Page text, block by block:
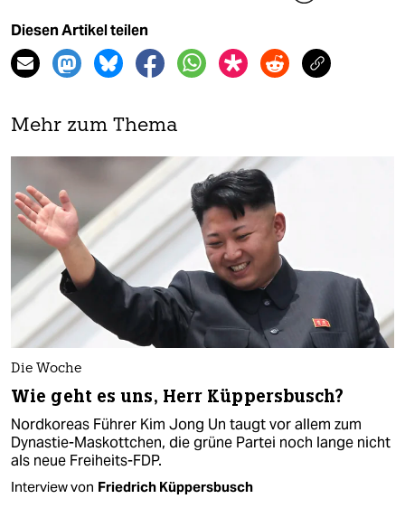
Diesen Artikel teilen
Mehr zum Thema
Die Woche
Wie geht es uns, Herr Küppersbusch?
Nordkoreas Führer Kim Jong Un taugt vor allem zum
Dynastie-Maskottchen, die grüne Partei noch lange nicht
als neue Freiheits-FDP.
Interview von Friedrich Küppersbusch